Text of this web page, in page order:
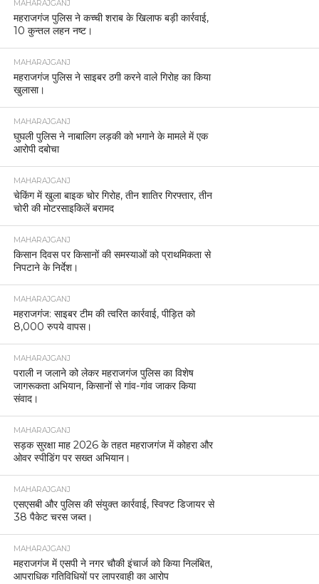
MAHARAJGANJ
महराजगंज पुलिस ने कच्ची शराब के खिलाफ बड़ी कार्रवाई,
10 कुन्तल लहन नष्ट।
MAHARAJGANJ
महराजगंज पुलिस ने साइबर ठगी करने वाले गिरोह का किया
खुलासा।
MAHARAJGANJ
घुघली पुलिस ने नाबालिग लड़की को भगाने के मामले में एक
आरोपी दबोचा
MAHARAJGANJ
चेकिंग में खुला बाइक चोर गिरोह, तीन शातिर गिरफ्तार, तीन
चोरी की मोटरसाइकिलें बरामद
MAHARAJGANJ
किसान दिवस पर किसानों की समस्याओं को प्राथमिकता से
निपटाने के निर्देश।
MAHARAJGANJ
महराजगंज: साइबर टीम की त्वरित कार्रवाई, पीड़ित को
8,000 रुपये वापस।
MAHARAJGANJ
पराली न जलाने को लेकर महराजगंज पुलिस का विशेष
जागरूकता अभियान, किसानों से गांव-गांव जाकर किया
संवाद।
MAHARAJGANJ
सड़क सुरक्षा माह 2026 के तहत महराजगंज में कोहरा और
ओवर स्पीडिंग पर सख्त अभियान।
MAHARAJGANJ
एसएसबी और पुलिस की संयुक्त कार्रवाई, स्विफ्ट डिजायर से
38 पैकेट चरस जब्त।
MAHARAJGANJ
महराजगंज में एसपी ने नगर चौकी इंचार्ज को किया निलंबित,
आपराधिक गतिविधियों पर लापरवाही का आरोप